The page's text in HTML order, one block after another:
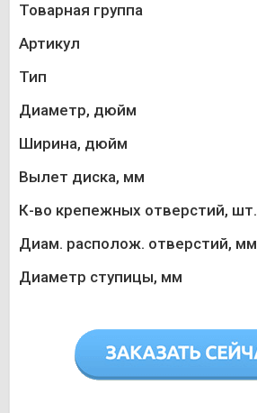
Товарная группа
Артикул
Тип
Диаметр, дюйм
Ширина, дюйм
Вылет диска, мм
К-во крепежных отверстий, шт.
Диам. располож. отверстий, мм
Диаметр ступицы, мм